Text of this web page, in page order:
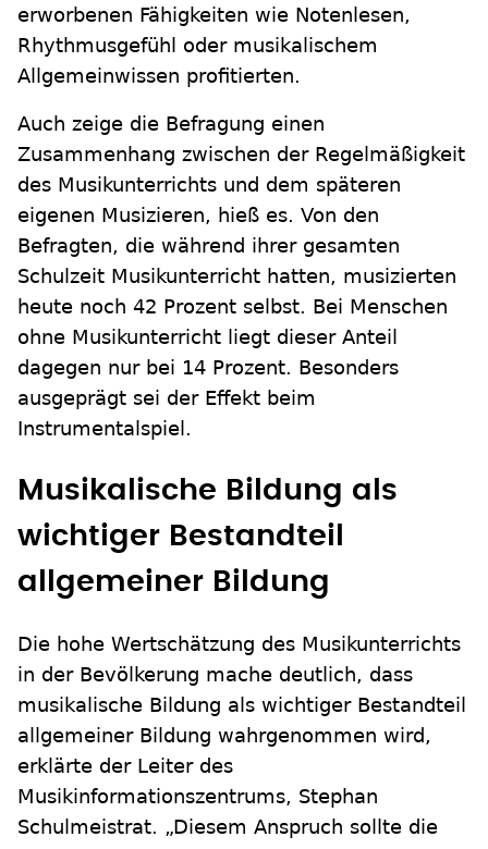
erworbenen Fähigkeiten wie Notenlesen,
Rhythmusgefühl oder musikalischem
Allgemeinwissen profitierten.
Auch zeige die Befragung einen
Zusammenhang zwischen der Regelmäßigkeit
des Musikunterrichts und dem späteren
eigenen Musizieren, hieß es. Von den
Befragten, die während ihrer gesamten
Schulzeit Musikunterricht hatten, musizierten
heute noch 42 Prozent selbst. Bei Menschen
ohne Musikunterricht liegt dieser Anteil
dagegen nur bei 14 Prozent. Besonders
ausgeprägt sei der Effekt beim
Instrumentalspiel.
Musikalische Bildung als
wichtiger Bestandteil
allgemeiner Bildung
Die hohe Wertschätzung des Musikunterrichts
in der Bevölkerung mache deutlich, dass
musikalische Bildung als wichtiger Bestandteil
allgemeiner Bildung wahrgenommen wird,
erklärte der Leiter des
Musikinformationszentrums, Stephan
Schulmeistrat. „Diesem Anspruch sollte die